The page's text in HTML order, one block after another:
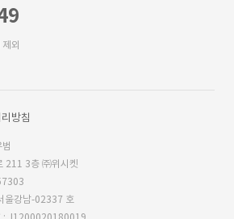
외
방침
211 3층 ㈜위시켓
울강남-02337 호